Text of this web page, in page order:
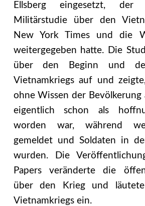
Ellsberg eingesetzt, der
Militärstudie über den
New York Times und die
weitergegeben hatte. Die
über den Beginn und
Vietnamkriegs auf und
ohne Wissen der Bevölkerung
eigentlich schon als
worden war, während
gemeldet und Soldaten in
wurden. Die
Papers veränderte die
über den Krieg und
Vietnamkriegs ein.